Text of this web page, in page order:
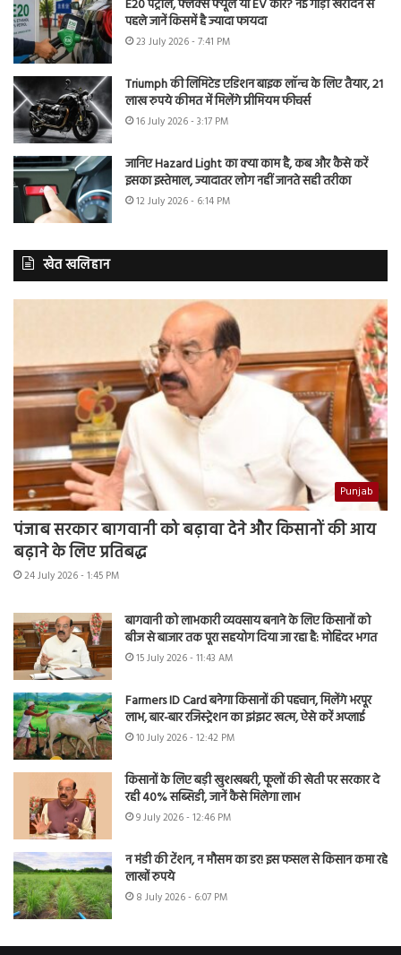
E20 पेट्रोल, फ्लेक्स फ्यूल या EV कार? नई गाड़ी खरीदने से
पहले जानें किसमें है ज्यादा फायदा
23 July 2026 - 7:41 PM
Triumph की लिमिटेड एडिशन बाइक लॉन्च के लिए तैयार, 21
लाख रुपये कीमत में मिलेंगे प्रीमियम फीचर्स
16 July 2026 - 3:17 PM
जानिए Hazard Light का क्या काम है, कब और कैसे करें
इसका इस्तेमाल, ज्यादातर लोग नहीं जानते सही तरीका
12 July 2026 - 6:14 PM
खेत खलिहान
Punjab
पंजाब सरकार बागवानी को बढ़ावा देने और किसानों की आय
बढ़ाने के लिए प्रतिबद्ध
24 July 2026 - 1:45 PM
बागवानी को लाभकारी व्यवसाय बनाने के लिए किसानों को
बीज से बाजार तक पूरा सहयोग दिया जा रहा है: मोहिंदर भगत
15 July 2026 - 11:43 AM
Farmers ID Card बनेगा किसानों की पहचान, मिलेंगे भरपूर
लाभ, बार-बार रजिस्ट्रेशन का झंझट खत्म, ऐसे करें अप्लाई
10 July 2026 - 12:42 PM
किसानों के लिए बड़ी खुशखबरी, फूलों की खेती पर सरकार दे
रही 40% सब्सिडी, जानें कैसे मिलेगा लाभ
9 July 2026 - 12:46 PM
न मंडी की टेंशन, न मौसम का डर! इस फसल से किसान कमा रहे
लाखों रुपये
8 July 2026 - 6:07 PM